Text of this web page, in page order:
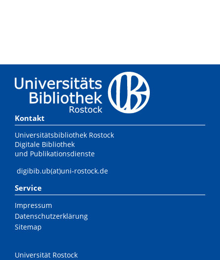
Kontakt
Universitätsbibliothek Rostock
Digitale Bibliothek
und Publikationsdienste
digibib.ub(at)uni-rostock.de
Service
Impressum
Datenschutzerklärung
Sitemap
Universität Rostock